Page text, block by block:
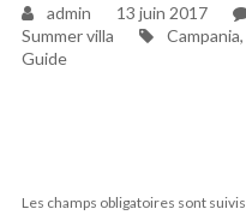
admin 13 juin 2017
Summer villa
Tags
Campania,
Guide
Les champs obligatoires sont